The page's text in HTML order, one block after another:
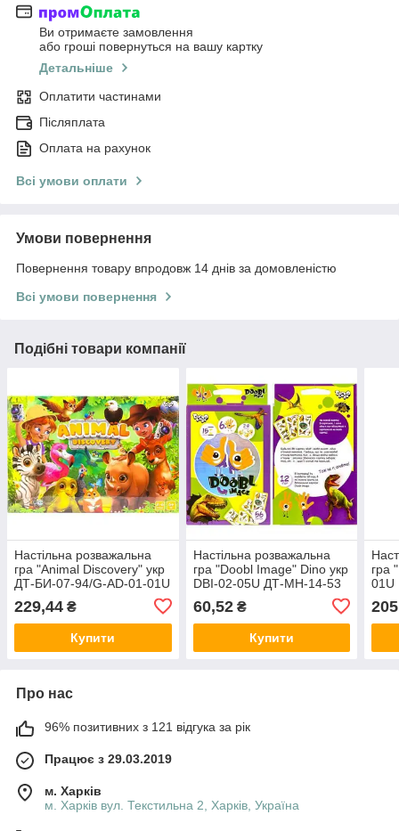
Ви отримаєте замовлення
або гроші повернуться на вашу картку
Детальніше
Оплатити частинами
Післяплата
Оплата на рахунок
Всі умови оплати
Умови повернення
Повернення товару впродовж 14 днів за домовленістю
Всі умови повернення
Подібні товари компанії
Настільна розважальна
гра "Animal Discovery" укр
ДТ-БИ-07-94/G-AD-01-01U
229,44 ₴
Купити
Настільна розважальна
гра "Doobl Image" Dino укр
DBI-02-05U ДТ-МН-14-53
60,52₴
Купити
гра
01U
Про нас
96% позитивних з 121 відгука за рік
Працює з 29.03.2019
м. Харків
м. Харків вул. Текстильна 2, Харків, Україна